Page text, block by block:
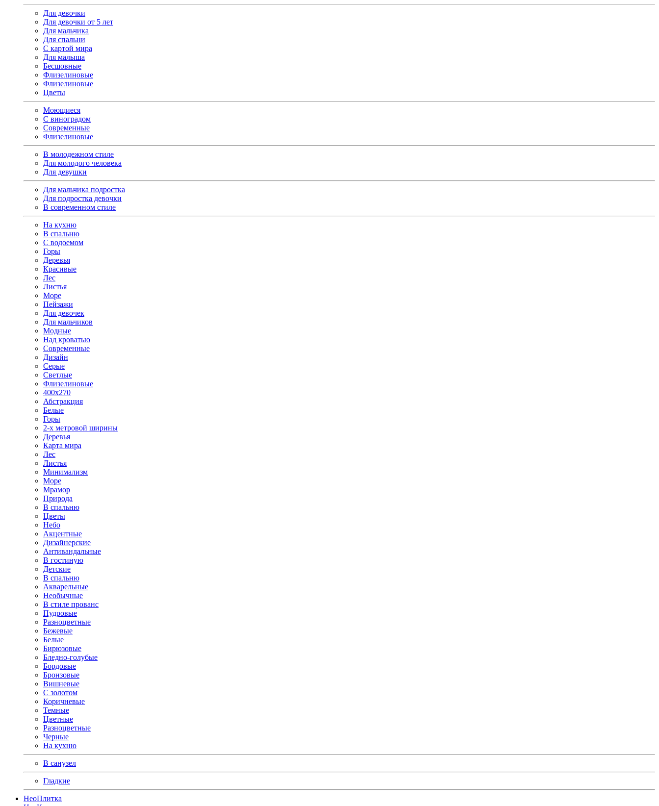
Для девочки
Для девочки от 5 лет
Для мальчика
Для спальни
С картой мира
Для малыша
Бесшовные
Флизелиновые
Флизелиновые
Цветы
Моющиеся
С виноградом
Современные
Флизелиновые
В молодежном стиле
Для молодого человека
Для девушки
Для мальчика подростка
Для подростка девочки
В современном стиле
На кухню
В спальню
С водоемом
Горы
Деревья
Красивые
Лес
Листья
Море
Пейзажи
Для девочек
Для мальчиков
Модные
Над кроватью
Современные
Дизайн
Серые
Светлые
Флизелиновые
400х270
Абстракция
Белые
Горы
2-х метровой ширины
Деревья
Карта мира
Лес
Листья
Минимализм
Море
Мрамор
Природа
В спальню
Цветы
Небо
Акцентные
Дизайнерские
Антивандальные
В гостиную
Детские
В спальню
Акварельные
Необычные
В стиле прованс
Пудровые
Разноцветные
Бежевые
Белые
Бирюзовые
Бледно-голубые
Бордовые
Бронзовые
Вишневые
С золотом
Коричневые
Темные
Цветные
Разноцветные
Черные
На кухню
В санузел
Гладкие
НеоПлитка